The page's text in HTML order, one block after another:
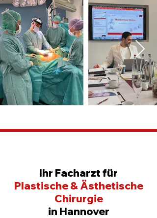
Ihr Facharzt für
Plastische & Ästhetische
Chirurgie
in Hannover